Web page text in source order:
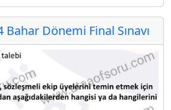
Dönemi Final Sınavı